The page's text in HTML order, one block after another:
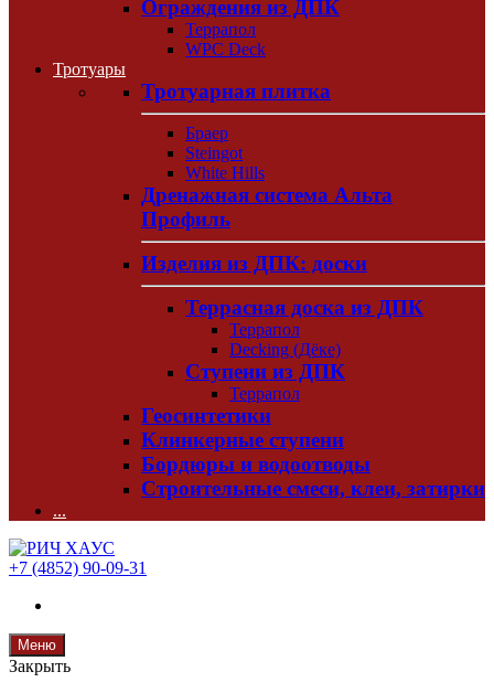
Ограждения из ДПК
Террапол
WPC Deck
Тротуары
Тротуарная плитка
Браер
Steingot
White Hills
Дренажная система Альта
Профиль
Изделия из ДПК: доски
Террасная доска из ДПК
Террапол
Decking (Дёке)
Ступени из ДПК
Террапол
Геосинтетики
Клинкерные ступени
Бордюры и водоотводы
Строительные смеси, клеи, затирки
...
+7 (4852) 90-09-31
Меню
Закрыть